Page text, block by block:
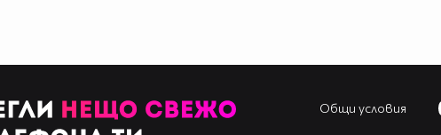
Общи условия